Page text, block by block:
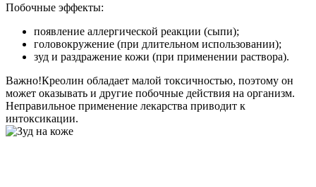
Побочные эффекты:
появление аллергической реакции (сыпи);
головокружение (при длительном использовании);
зуд и раздражение кожи (при применении раствора).
Важно!Креолин обладает малой токсичностью, поэтому он
может оказывать и другие побочные действия на организм.
Неправильное применение лекарства приводит к
интоксикации.